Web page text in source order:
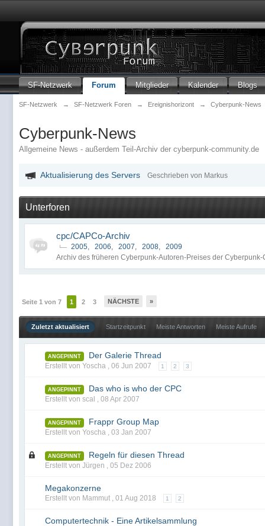
SF-Netzwerk Forum Mitglieder Kalender Blogs
SF-Netzwerk → SF-Netzwerk Foren → Ereignishorizont → Cyberpunk-News
Cyberpunk-News
Allgemeine News - außerdem Teil-Archiv der cyberpunk-community.de
Aktualisierung des Servers Geschrieben von Markus
Unterforen
cpc/CAPCo-Archiv
2005, 2006, 2007, 2008,
2009
Archiv des früheren Cyberpunk-Autoren-Preises der Cyberpunk-
Seite 1 von 7 1 2 3 NÄCHSTE »
Zuletzt aktualisiert Startzeitpunkt Meiste Antworten Meiste Aufrufe
ANGEPINNT Der Galerie Thread
Erstellt von Yoscha , 06 Jun 2007 1 2 3
ANGEPINNT Das who is who der CPC
Erstellt von scal , 08 Apr 2007
ANGEPINNT Frappr Group Map
Erstellt von Yoscha , 03 Jan 2007
ANGEPINNT Regeln für diesen Thread
Erstellt von Jürgen , 05 Dez 2006
Megakonzerne
Erstellt von Mammut , 01 Aug 2018 1 2
Computertechnik - Eine Artikelsammlung